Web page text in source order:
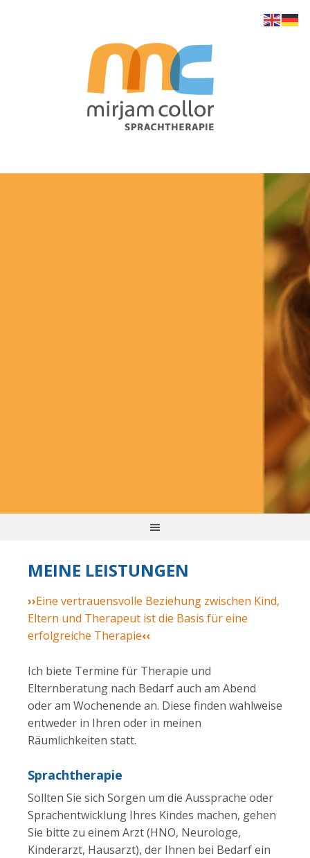
MEINE LEISTUNGEN
››Eine vertrauensvolle Beziehung zwischen Kind,
Eltern und Therapeut ist die Basis für eine
erfolgreiche Therapie‹‹
Ich biete Termine für Therapie und
Elternberatung nach Bedarf auch am Abend
oder am Wochenende an. Diese finden wahlweise
entweder in Ihren oder in meinen
Räumlichkeiten statt.
Sprachtherapie
Sollten Sie sich Sorgen um die Aussprache oder
Sprachentwicklung Ihres Kindes machen, gehen
Sie bitte zu einem Arzt (HNO, Neurologe,
Kinderarzt, Hausarzt), der Ihnen bei Bedarf ein